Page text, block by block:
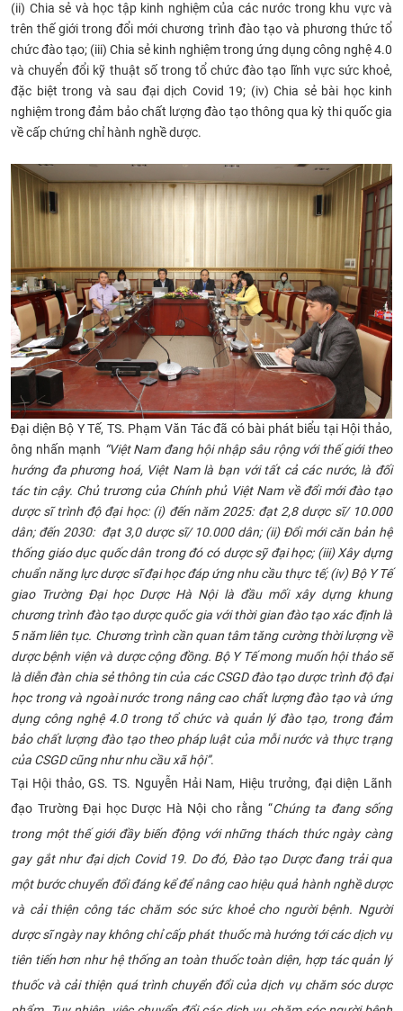
(ii) Chia sẻ và học tập kinh nghiệm của các nước trong khu vực và
trên thế giới trong đổi mới chương trình đào tạo và phương thức tổ
chức đào tạo; (iii) Chia sẻ kinh nghiệm trong ứng dụng công nghệ 4.0
và chuyển đổi kỹ thuật số trong tổ chức đào tạo lĩnh vực sức khoẻ,
đặc biệt trong và sau đại dịch Covid 19; (iv) Chia sẻ bài học kinh
nghiệm trong đảm bảo chất lượng đào tạo thông qua kỳ thi quốc gia
về cấp chứng chỉ hành nghề dược.
Đại diện Bộ Y Tế, TS. Phạm Văn Tác đã có bài phát biểu tại Hội thảo,
ông nhấn mạnh “Việt Nam đang hội nhập sâu rộng với thế giới theo
hướng đa phương hoá, Việt Nam là bạn với tất cả các nước, là đối
tác tin cậy. Chủ trương của Chính phủ Việt Nam về đổi mới đào tạo
dược sĩ trình độ đại học: (i) đến năm 2025: đạt 2,8 dược sĩ/ 10.000
dân; đến 2030: đạt 3,0 dược sĩ/ 10.000 dân; (ii) Đổi mới căn bản hệ
thống giáo dục quốc dân trong đó có dược sỹ đại học; (iii) Xây dựng
chuẩn năng lực dược sĩ đại học đáp ứng nhu cầu thực tế; (iv) Bộ Y Tế
giao Trường Đại học Dược Hà Nội là đầu mối xây dựng khung
chương trình đào tạo dược quốc gia với thời gian đào tạo xác định là
5 năm liên tục. Chương trình cần quan tâm tăng cường thời lượng về
dược bệnh viện và dược cộng đồng. Bộ Y Tế mong muốn hội thảo sẽ
là diễn đàn chia sẻ thông tin của các CSGD đào tạo dược trình độ đại
học trong và ngoài nước trong nâng cao chất lượng đào tạo và ứng
dụng công nghệ 4.0 trong tổ chức và quản lý đào tạo, trong đảm
bảo chất lượng đào tạo theo pháp luật của mỗi nước và thực trạng
của CSGD cũng như nhu cầu xã hội”.
Tại Hội thảo, GS. TS. Nguyễn Hải Nam, Hiệu trưởng, đại diện Lãnh
đạo Trường Đại học Dược Hà Nội cho rằng “Chúng ta đang sống
trong một thế giới đầy biến động với những thách thức ngày càng
gay gắt như đại dịch Covid 19. Do đó, Đào tạo Dược đang trải qua
một bước chuyển đổi đáng kể để nâng cao hiệu quả hành nghề dược
và cải thiện công tác chăm sóc sức khoẻ cho người bệnh. Người
dược sĩ ngày nay không chỉ cấp phát thuốc mà hướng tới các dịch vụ
tiên tiến hơn như hệ thống an toàn thuốc toàn diện, hợp tác quản lý
thuốc và cải thiện quá trình chuyển đổi của dịch vụ chăm sóc dược